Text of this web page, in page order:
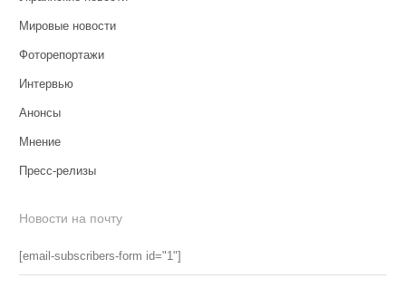
Мировые новости
Фоторепортажи
Интервью
Анонсы
Мнение
Пресс-релизы
Новости на почту
[email-subscribers-form id="1"]